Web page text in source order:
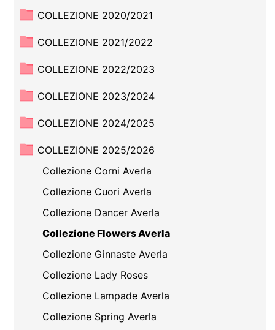
COLLEZIONE 2020/2021
COLLEZIONE 2021/2022
COLLEZIONE 2022/2023
COLLEZIONE 2023/2024
COLLEZIONE 2024/2025
COLLEZIONE 2025/2026
Collezione Corni Averla
Collezione Cuori Averla
Collezione Dancer Averla
Collezione Flowers Averla
Collezione Ginnaste Averla
Collezione Lady Roses
Collezione Lampade Averla
Collezione Spring Averla